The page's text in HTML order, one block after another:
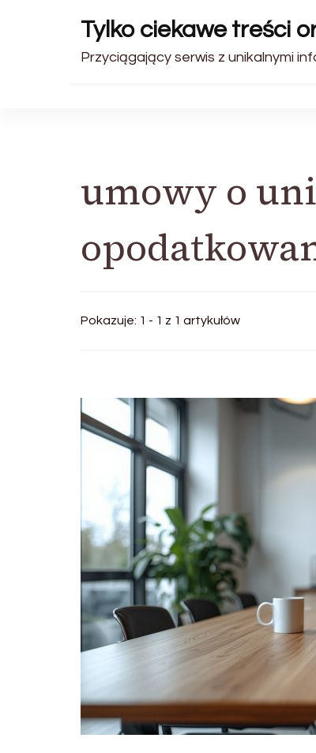
Tylko ciekawe treści
Przyciągający serwis z unikalnymi
umowy o
Pokazuje: 1 - 1 z 1 artykułów